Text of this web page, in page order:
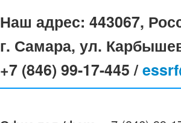
Наш адрес: 443067,
г. Самара, ул.
+7 (846) 99-17-445 /